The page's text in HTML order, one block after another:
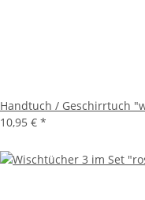
Handtuch / Geschirrtuch
10,95 € *